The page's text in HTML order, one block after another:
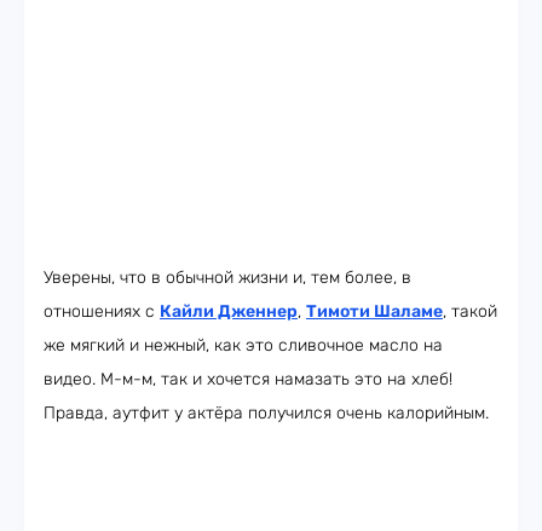
Уверены, что в обычной жизни и, тем более, в
отношениях с Кайли Дженнер, Тимоти Шаламе, такой
же мягкий и нежный, как это сливочное масло на
видео. М-м-м, так и хочется намазать это на хлеб!
Правда, аутфит у актёра получился очень калорийным.